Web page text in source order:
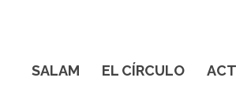
SALAM EL CÍRCULO